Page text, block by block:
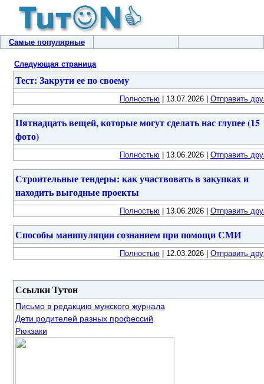
Самые популярные
Следующая страница
Тест: Закрути ее по своему
Полностью | 13.07.2026 | Отправить
Пятнадцать вещей, которые могут сделать нас глупее (15
фото)
Полностью | 13.06.2026 | Отправить
Строительные тендеры: как участвовать в закупках и
находить выгодные проекты
Полностью | 13.06.2026 | Отправить
Способы манипуляции сознанием при помощи СМИ
Полностью | 12.03.2026 | Отправить
Ссылки Тутон
Письмо в редакцию мужского журнала
Дети родителей разных профессий
Рюкзаки